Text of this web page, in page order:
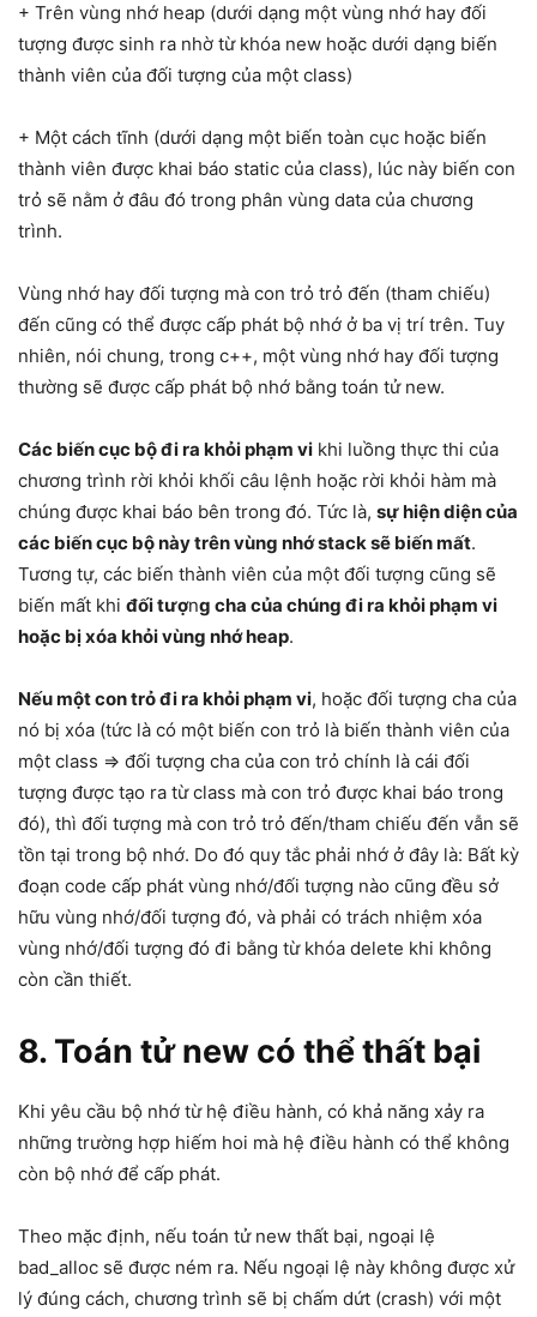
+ Trên vùng nhớ heap (dưới dạng một vùng nhớ hay đối
tượng được sinh ra nhờ từ khóa new hoặc dưới dạng biến
thành viên của đối tượng của một class)
+ Một cách tĩnh (dưới dạng một biến toàn cục hoặc biến
thành viên được khai báo static của class), lúc này biến con
trỏ sẽ nằm ở đâu đó trong phân vùng data của chương
trình.
Vùng nhớ hay đối tượng mà con trỏ trỏ đến (tham chiếu)
đến cũng có thể được cấp phát bộ nhớ ở ba vị trí trên. Tuy
nhiên, nói chung, trong c++, một vùng nhớ hay đối tượng
thường sẽ được cấp phát bộ nhớ bằng toán tử new.
Các biến cục bộ đi ra khỏi phạm vi khi luồng thực thi của
chương trình rời khỏi khối câu lệnh hoặc rời khỏi hàm mà
chúng được khai báo bên trong đó. Tức là, sự hiện diện của
các biến cục bộ này trên vùng nhớ stack sẽ biến mất.
Tương tự, các biến thành viên của một đối tượng cũng sẽ
biến mất khi đối tượng cha của chúng đi ra khỏi phạm vi
hoặc bị xóa khỏi vùng nhớ heap.
Nếu một con trỏ đi ra khỏi phạm vi, hoặc đối tượng cha của
nó bị xóa (tức là có một biến con trỏ là biến thành viên của
một class => đối tượng cha của con trỏ chính là cái đối
tượng được tạo ra từ class mà con trỏ được khai báo trong
đó), thì đối tượng mà con trỏ trỏ đến/tham chiếu đến vẫn sẽ
tồn tại trong bộ nhớ. Do đó quy tắc phải nhớ ở đây là: Bất kỳ
đoạn code cấp phát vùng nhớ/đối tượng nào cũng đều sở
hữu vùng nhớ/đối tượng đó, và phải có trách nhiệm xóa
vùng nhớ/đối tượng đó đi bằng từ khóa delete khi không
còn cần thiết.
8. Toán tử new có thể thất bại
Khi yêu cầu bộ nhớ từ hệ điều hành, có khả năng xảy ra
những trường hợp hiếm hoi mà hệ điều hành có thể không
còn bộ nhớ để cấp phát.
Theo mặc định, nếu toán tử new thất bại, ngoại lệ
bad_alloc sẽ được ném ra. Nếu ngoại lệ này không được xử
lý đúng cách, chương trình sẽ bị chấm dứt (crash) với một